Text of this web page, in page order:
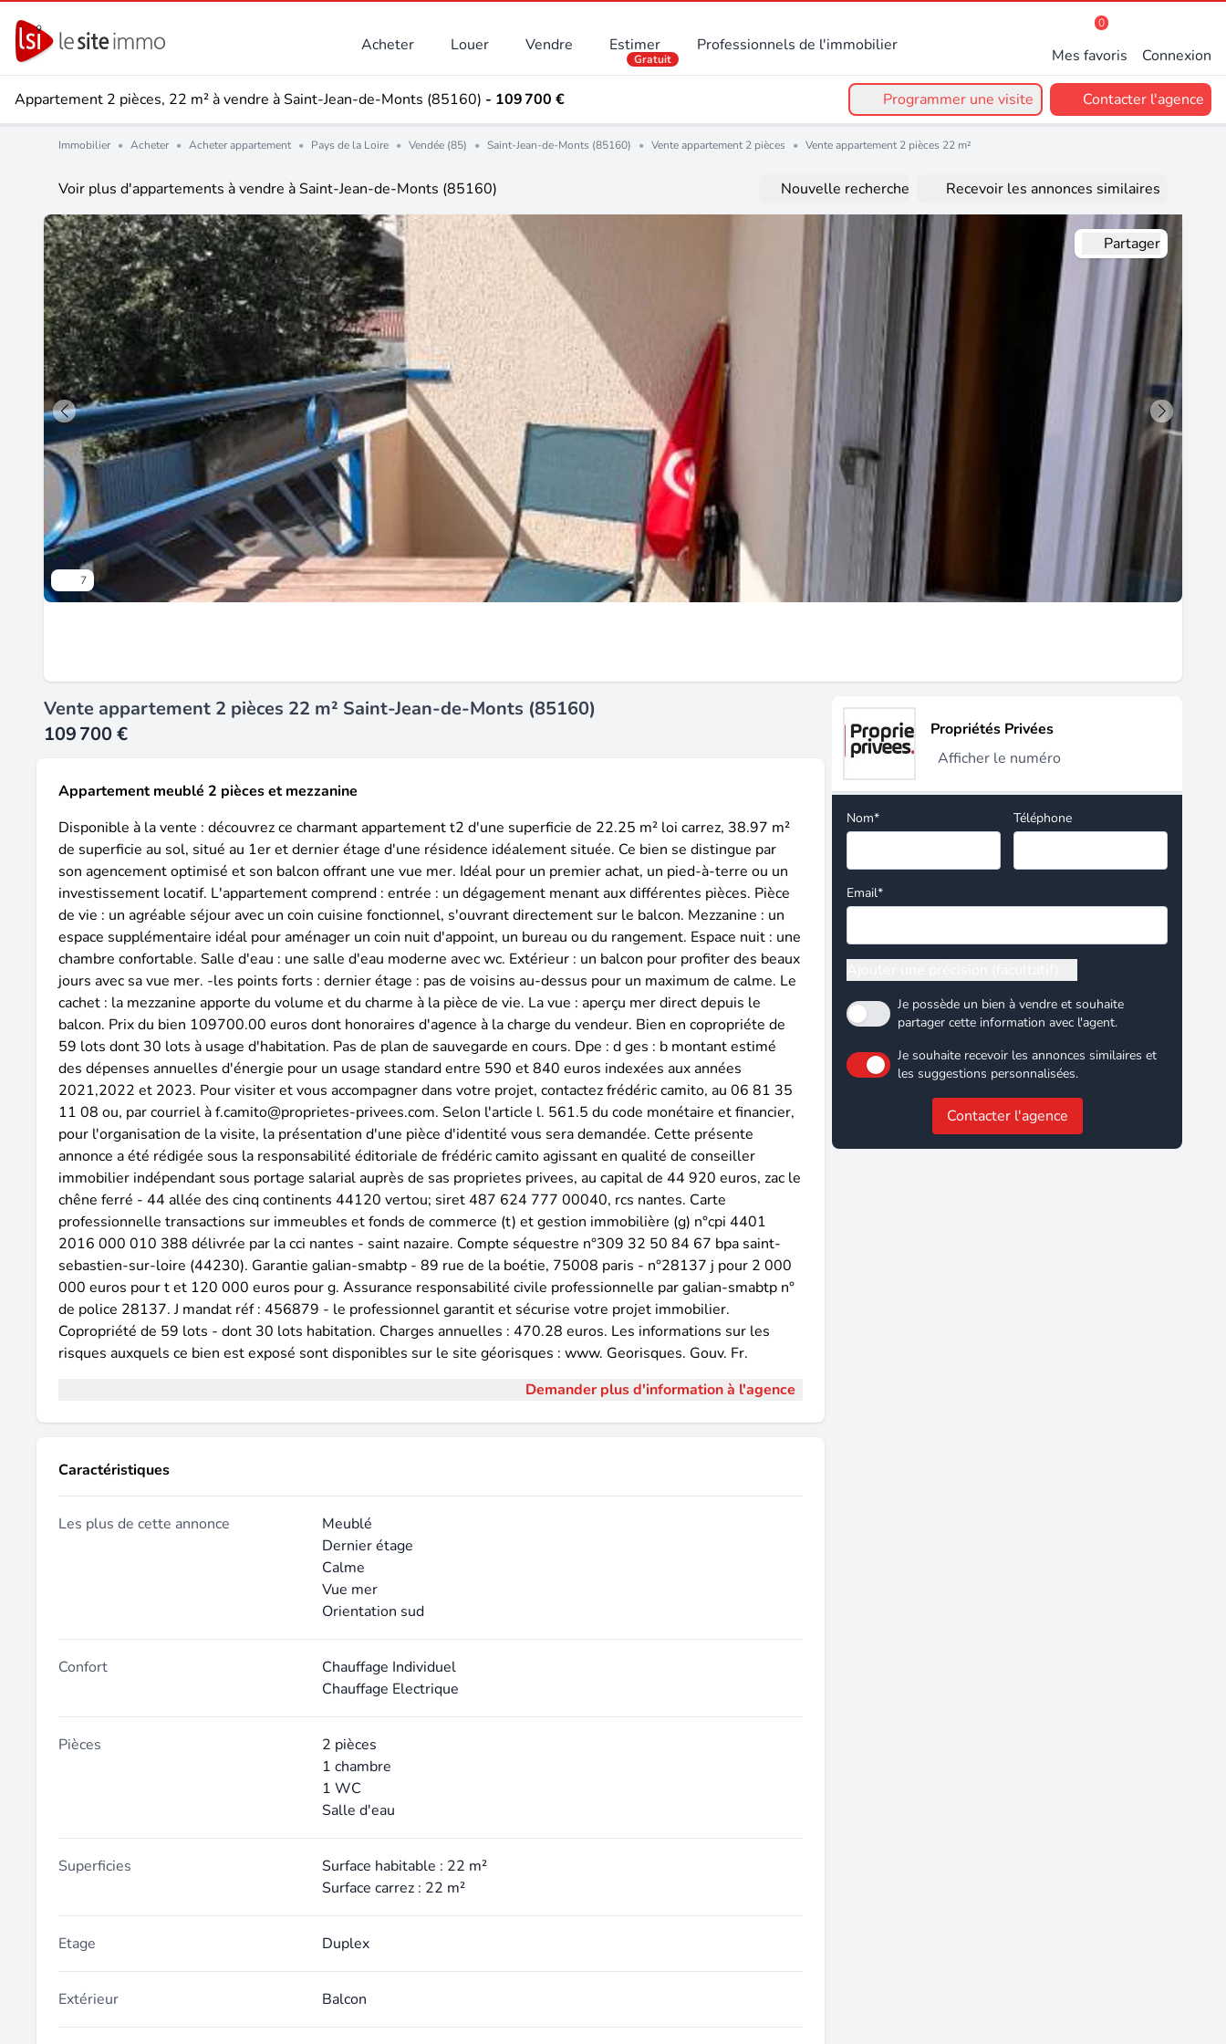
Acheter Louer Vendre Estimer
Gratuit
Professionnels de l'immobilier
0
Mes favoris Connexion
Appartement 2 pièces, 22 m² à vendre à Saint-Jean-de-Monts (85160) - 109 700 € Programmer une visite Contacter l'agence
Immobilier • Acheter • Acheter appartement • Pays de la Loire • Vendée (85) • Saint-Jean-de-Monts (85160) • Vente appartement 2 pièces • Vente appartement 2 pièces 22 m²
Voir plus d'appartements à vendre à Saint-Jean-de-Monts (85160) Nouvelle recherche Recevoir les annonces similaires
7
Partager
Vente appartement 2 pièces 22 m² Saint-Jean-de-Monts (85160)
109 700 €
Appartement meublé 2 pièces et mezzanine
Disponible à la vente : découvrez ce charmant appartement t2 d'une superficie de 22.25 m² loi carrez, 38.97 m²
de superficie au sol, situé au 1er et dernier étage d'une résidence idéalement située. Ce bien se distingue par
son agencement optimisé et son balcon offrant une vue mer. Idéal pour un premier achat, un pied-à-terre ou un
investissement locatif. L'appartement comprend : entrée : un dégagement menant aux différentes pièces. Pièce
de vie : un agréable séjour avec un coin cuisine fonctionnel, s'ouvrant directement sur le balcon. Mezzanine : un
espace supplémentaire idéal pour aménager un coin nuit d'appoint, un bureau ou du rangement. Espace nuit : une
chambre confortable. Salle d'eau : une salle d'eau moderne avec wc. Extérieur : un balcon pour profiter des beaux
jours avec sa vue mer. -les points forts : dernier étage : pas de voisins au-dessus pour un maximum de calme. Le
cachet : la mezzanine apporte du volume et du charme à la pièce de vie. La vue : aperçu mer direct depuis le
balcon. Prix du bien 109700.00 euros dont honoraires d'agence à la charge du vendeur. Bien en copropriéte de
59 lots dont 30 lots à usage d'habitation. Pas de plan de sauvegarde en cours. Dpe : d ges : b montant estimé
des dépenses annuelles d'énergie pour un usage standard entre 590 et 840 euros indexées aux années
2021,2022 et 2023. Pour visiter et vous accompagner dans votre projet, contactez frédéric camito, au 06 81 35
11 08 ou, par courriel à f.camito@proprietes-privees.com. Selon l'article l. 561.5 du code monétaire et financier,
pour l'organisation de la visite, la présentation d'une pièce d'identité vous sera demandée. Cette présente
annonce a été rédigée sous la responsabilité éditoriale de frédéric camito agissant en qualité de conseiller
immobilier indépendant sous portage salarial auprès de sas proprietes privees, au capital de 44 920 euros, zac le
chêne ferré - 44 allée des cinq continents 44120 vertou; siret 487 624 777 00040, rcs nantes. Carte
professionnelle transactions sur immeubles et fonds de commerce (t) et gestion immobilière (g) n°cpi 4401
2016 000 010 388 délivrée par la cci nantes - saint nazaire. Compte séquestre n°309 32 50 84 67 bpa saint-
sebastien-sur-loire (44230). Garantie galian-smabtp - 89 rue de la boétie, 75008 paris - n°28137 j pour 2 000
000 euros pour t et 120 000 euros pour g. Assurance responsabilité civile professionnelle par galian-smabtp n°
de police 28137. J mandat réf : 456879 - le professionnel garantit et sécurise votre projet immobilier.
Copropriété de 59 lots - dont 30 lots habitation. Charges annuelles : 470.28 euros. Les informations sur les
risques auxquels ce bien est exposé sont disponibles sur le site géorisques : www. Georisques. Gouv. Fr.
Demander plus d'information à l'agence
Caractéristiques
Les plus de cette annonce
Meublé
Dernier étage
Calme
Vue mer
Orientation sud
Confort
Chauffage Individuel
Chauffage Electrique
Pièces
2 pièces
1 chambre
1 WC
Salle d'eau
Superficies
Surface habitable : 22 m²
Surface carrez : 22 m²
Etage Duplex
Extérieur Balcon
Propriétés Privées
Afficher le numéro
Nom* Téléphone
Email*
Je possède un bien à vendre et souhaite
partager cette information avec l'agent.
Je souhaite recevoir les annonces similaires et
les suggestions personnalisées.
Contacter l'agence